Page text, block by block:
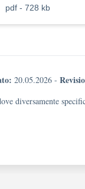
pdf - 728 kb
20.05.2026 -
diversamente